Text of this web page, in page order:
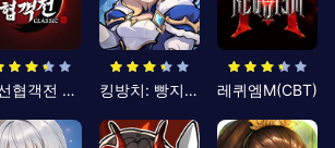
조선협객전 클래식 킹방치: 빵지의 제왕 레퀴엠M(CBT)